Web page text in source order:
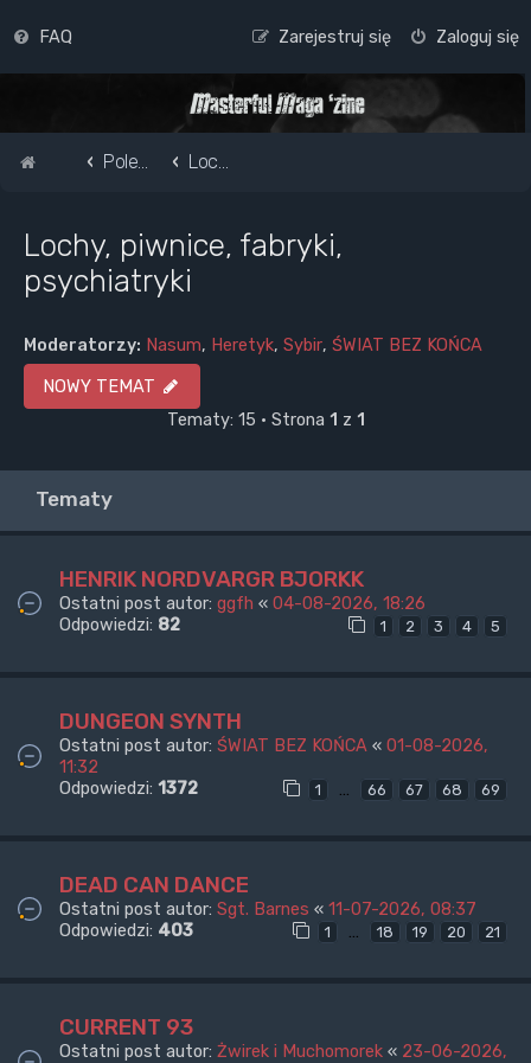
FAQ Zaloguj się
Zarejestruj się
Strona główna
Pole do popisu... Lochy, piwnice, fabryki, psychiatryki
Lochy, piwnice, fabryki,
psychiatryki
Moderatorzy: Nasum, Heretyk, Sybir, ŚWIAT BEZ KOŃCA
NOWY TEMAT
Tematy: 15 • Strona 1 z 1
Tematy
HENRIK NORDVARGR BJORKK
Ostatni post autor: ggfh « 04-08-2026, 18:26
Odpowiedzi: 82 1 2 3 4 5
DUNGEON SYNTH
Ostatni post autor: ŚWIAT BEZ KOŃCA « 01-08-2026,
11:32
Odpowiedzi: 1372 1 … 66 67 68 69
DEAD CAN DANCE
Ostatni post autor: Sgt. Barnes « 11-07-2026, 08:37
Odpowiedzi: 403 1 … 18 19 20 21
CURRENT 93
Ostatni post autor: Żwirek i Muchomorek « 23-06-2026,